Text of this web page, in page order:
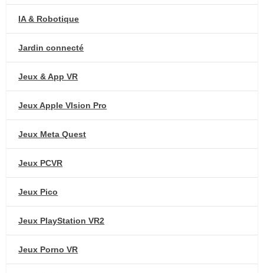
IA & Robotique
Jardin connecté
Jeux & App VR
Jeux Apple VIsion Pro
Jeux Meta Quest
Jeux PCVR
Jeux Pico
Jeux PlayStation VR2
Jeux Porno VR